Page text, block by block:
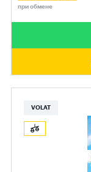
при обмене
VOLAT